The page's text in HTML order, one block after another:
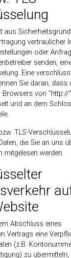
aus
vertraulicher
oder
senden,
Eine
Sie daran, dass
Browsers von "http://
und an dem
TLS-
die Sie an uns
mitgelesen werden.
Abschluss eines
Vertrags eine
(z.B.
zu übermitteln,